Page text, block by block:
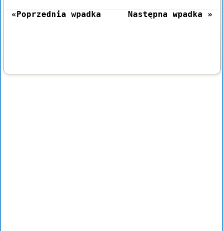
«Poprzednia wpadka Następna wpadka »